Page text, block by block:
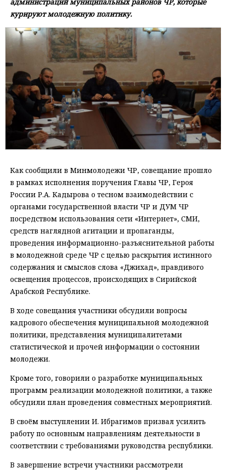
администраций муниципальных районов ЧР, которые
курируют молодежную политику.
Как сообщили в Минмолодежи ЧР, совещание прошло
в рамках исполнения поручения Главы ЧР, Героя
России Р.А. Кадырова о тесном взаимодействии с
органами государственной власти ЧР и ДУМ ЧР
посредством использования сети «Интернет», СМИ,
средств наглядной агитации и пропаганды,
проведения информационно-разъяснительной работы
в молодежной среде ЧР с целью раскрытия истинного
содержания и смыслов слова «Джихад», правдивого
освещения процессов, происходящих в Сирийской
Арабской Республике.
В ходе совещания участники обсудили вопросы
кадрового обеспечения муниципальной молодежной
политики, представления муниципалитетами
статистической и прочей информации о состоянии
молодежи.
Кроме того, говорили о разработке муниципальных
программ реализации молодежной политики, а также
обсудили план проведения совместных мероприятий.
В своём выступлении И. Ибрагимов призвал усилить
работу по основным направлениям деятельности в
соответствии с требованиями руководства республики.
В завершение встречи участники рассмотрели